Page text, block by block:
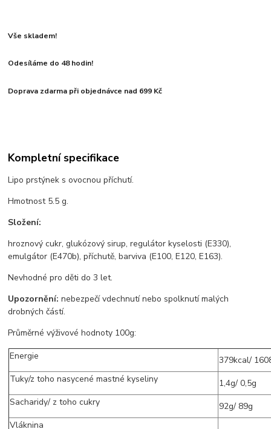
Vše skladem!
Odesíláme do 48 hodin!
Doprava zdarma při objednávce nad 699 Kč
Kompletní specifikace
Lipo prstýnek s ovocnou příchutí.
Hmotnost 5.5 g.
Složení:
hroznový cukr, glukózový sirup, regulátor kyselosti (E330),
emulgátor (E470b), příchutě, barviva (E100, E120, E163).
Nevhodné pro děti do 3 let.
Upozornění: nebezpečí vdechnutí nebo spolknutí malých
drobných částí.
Průměrné výživové hodnoty 100g:
Energie
379kcal/
Tuky/z toho nasycené mastné kyseliny
1,4g/ 0,5g
Sacharidy/ z toho cukry
92g/ 89g
Vláknina